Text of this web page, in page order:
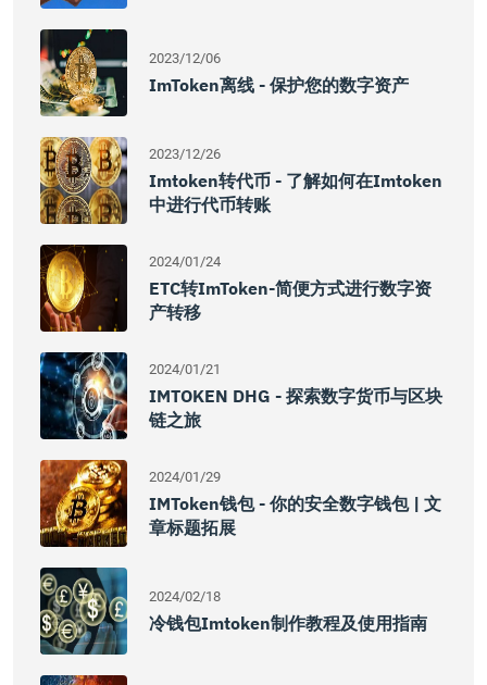
2023/12/06
ImToken离线 - 保护您的数字资产
2023/12/26
Imtoken转代币 - 了解如何在imtoken
中进行代币转账
2024/01/24
ETC转imToken-简便方式进行数字资
产转移
2024/01/21
IMTOKEN DHG - 探索数字货币与区块
链之旅
2024/01/29
IMToken钱包 - 你的安全数字钱包 | 文
章标题拓展
2024/02/18
冷钱包imtoken制作教程及使用指南